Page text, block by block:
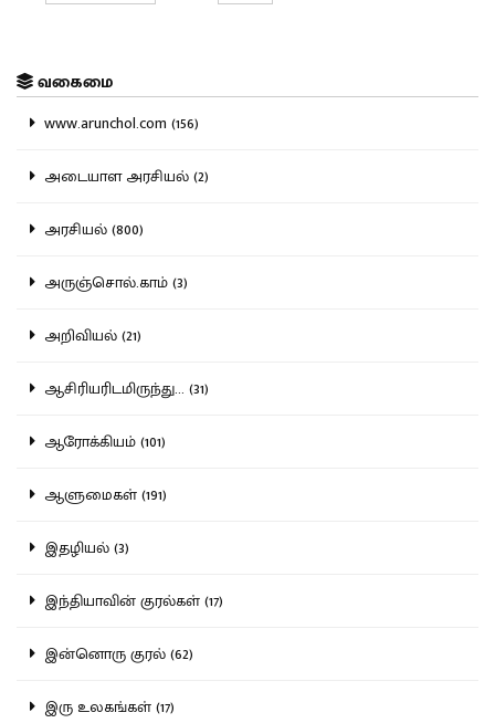
வகைமை
www.arunchol.com (156)
அடையாள அரசியல் (2)
அரசியல் (800)
அருஞ்சொல்.காம் (3)
அறிவியல் (21)
ஆசிரியரிடமிருந்து... (31)
ஆரோக்கியம் (101)
ஆளுமைகள் (191)
இதழியல் (3)
இந்தியாவின் குரல்கள் (17)
இன்னொரு குரல் (62)
இரு உலகங்கள் (17)